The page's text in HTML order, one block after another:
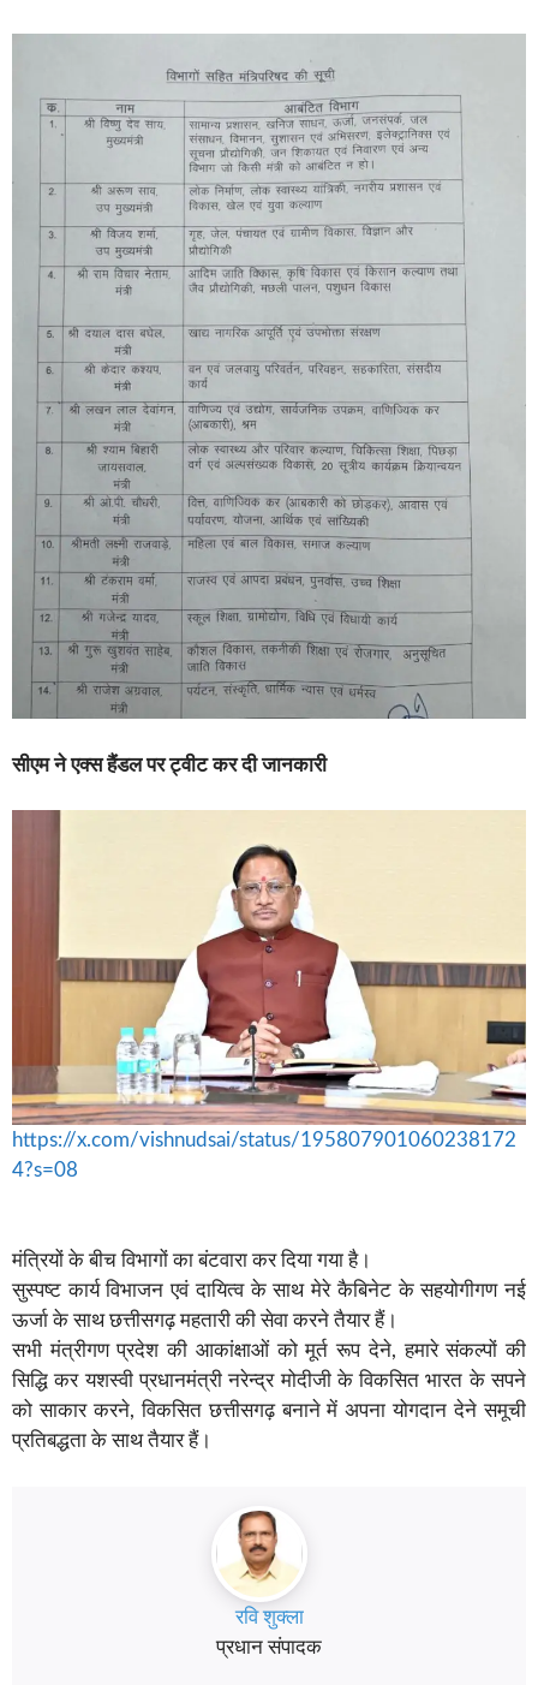
सीएम ने एक्स हैंडल पर ट्वीट कर दी जानकारी
https://x.com/vishnudsai/status/195807901060238172
4?s=08
मंत्रियों के बीच विभागों का बंटवारा कर दिया गया है।
सुस्पष्ट कार्य विभाजन एवं दायित्व के साथ मेरे कैबिनेट के सहयोगीगण नई
ऊर्जा के साथ छत्तीसगढ़ महतारी की सेवा करने तैयार हैं।
सभी मंत्रीगण प्रदेश की आकांक्षाओं को मूर्त रूप देने, हमारे संकल्पों की
सिद्धि कर यशस्वी प्रधानमंत्री नरेन्द्र मोदीजी के विकसित भारत के सपने
को साकार करने, विकसित छत्तीसगढ़ बनाने में अपना योगदान देने समूची
प्रतिबद्धता के साथ तैयार हैं।
रवि शुक्ला
प्रधान संपादक